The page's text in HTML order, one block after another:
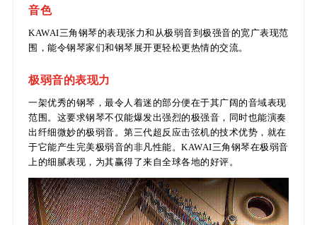
音色
KAWAI三角钢琴的表现张力和从极弱音到极强音的宽广表现范
围，能令钢琴家们和钢琴展开更轻松更热情的交流。
极弱音的表现力
一架优秀的钢琴，最令人着迷的部分便在于其广阔的音域表现
范围。这要求钢琴不仅能爆发出强烈的极强音，同时也能演奏
出纤细微妙的极弱音。第三代超反应击弦机的技术优势，就在
于它能产生完美极弱音的非凡性能。KAWAI三角钢琴在极弱音
上的细腻表现，为其赢得了来自全球各地的好评。